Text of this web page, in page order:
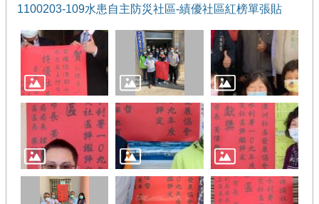
1100203-109水患自主防災社區-績優社區紅榜單張貼